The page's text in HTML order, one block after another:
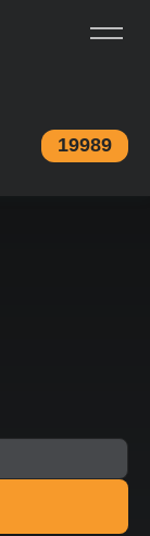
19989